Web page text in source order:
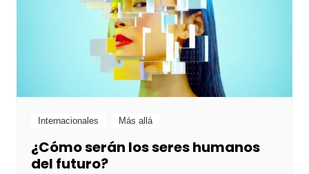
Internacionales Más allá
¿Cómo serán los seres humanos
del futuro?